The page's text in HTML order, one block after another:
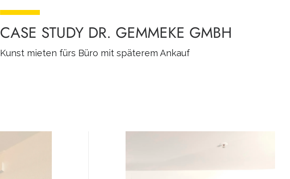
CASE STUDY DR. GEMMEKE GMBH
Kunst mieten fürs Büro mit späterem Ankauf